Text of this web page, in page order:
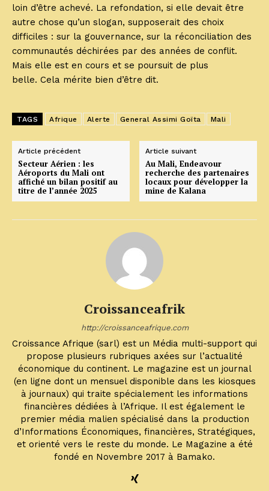
loin d’être achevé. La refondation, si elle devait être
autre chose qu’un slogan, supposerait des choix
difficiles : sur la gouvernance, sur la réconciliation des
communautés déchirées par des années de conflit.
Mais elle est en cours et se poursuit de plus
belle. Cela mérite bien d’être dit.
TAGS Afrique Alerte General Assimi Goïta Mali
Article précédent
Secteur Aérien : les
Aéroports du Mali ont
affiché un bilan positif au
titre de l’année 2025
Article suivant
Au Mali, Endeavour
recherche des partenaires
locaux pour développer la
mine de Kalana
Croissanceafrik
http://croissanceafrique.com
Croissance Afrique (sarl) est un Média multi-support qui
propose plusieurs rubriques axées sur l’actualité
économique du continent. Le magazine est un journal
(en ligne dont un mensuel disponible dans les kiosques
à journaux) qui traite spécialement les informations
financières dédiées à l’Afrique. Il est également le
premier média malien spécialisé dans la production
d’Informations Économiques, financières, Stratégiques,
et orienté vers le reste du monde. Le Magazine a été
fondé en Novembre 2017 à Bamako.